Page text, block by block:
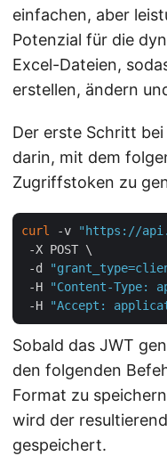
einfachen, aber
Potenzial für die
Excel-Dateien,
erstellen, ändern
Der erste Schritt
darin, mit dem
Zugriffstoken zu
curl -v "https://
-X POST \
-d
-H
"Content-Type:
-H
"Accept:
Sobald das JWT
den folgenden
Format zu
wird der
gespeichert.